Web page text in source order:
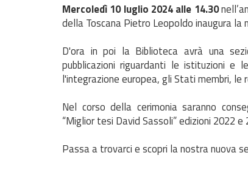
Mercoledì 10 luglio 2024 alle 14.30
della Toscana Pietro Leopoldo inaugura la
D'ora in poi la Biblioteca avrà una
pubblicazioni riguardanti le istituzioni e
l'integrazione europea, gli Stati membri,
Nel corso della cerimonia saranno
“Miglior tesi David Sassoli” edizioni 2022 e
Passa a trovarci e scopri la nostra nuova